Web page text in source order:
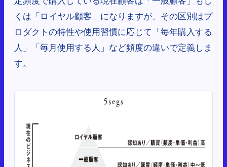
くは「ロイヤル顧客」になりますが、その区別はプ
ロダクトの特性や使用習慣に応じて「毎年購入する
人」「毎月使用する人」など頻度の違いで定義しま
す。